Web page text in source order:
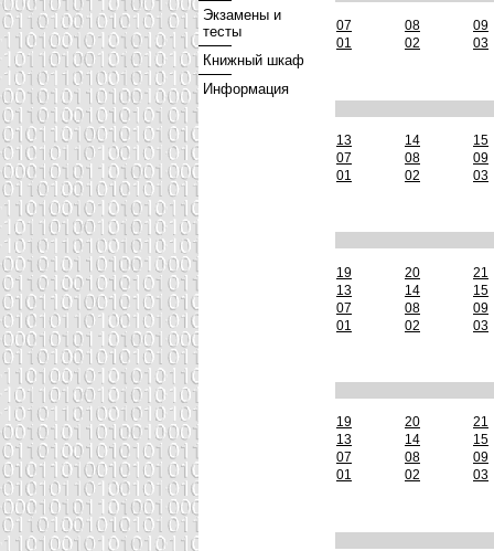
Экзамены и
тесты
Книжный шкаф
Информация
07 08
09
01
02 03
13 14
15
07
08
09
01
02 03
19 20
21
13
14
15
07
08
09
01
02 03
19 20
21
13
14
15
07
08
09
01
02 03